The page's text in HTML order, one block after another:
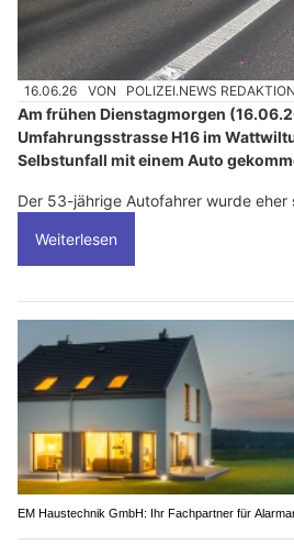
16.06.26 VON POLIZEI.NEWS REDAKTION
Am frühen Dienstagmorgen
Umfahrungsstrasse H16 im
Selbstunfall mit einem Auto
Der 53-jährige Autofahrer wurde eher
Weiterlesen
EM Haustechnik GmbH: Ihr Fachpartner für